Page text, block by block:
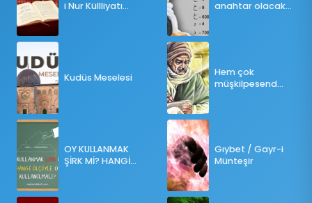
i Nur Küllliyatı
Kudüs Meselesi
OY KULLANMAK
ŞİRK Mİ? HANGİ
anahtar olacak
Hem çok
müşkilpesend
Gıybet / Gayr-i
Münteşir